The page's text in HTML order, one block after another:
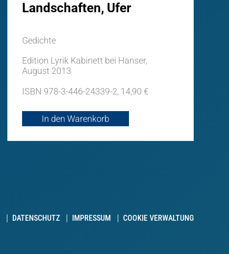
Landschaften, Ufer
Gedichte
Edition Lyrik Kabinett bei Hanser,
August 2013
ISBN 978-3-446-24339-2, 14,90 €
In den Warenkorb
DATENSCHUTZ IMPRESSUM COOKIE VERWALTUNG